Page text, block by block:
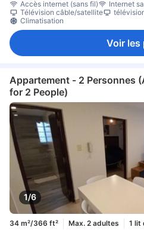
Accès internet (sans fil)
Internet
Télévision câble/satellite
Climatisation
Voir les
Appartement - 2 Personnes
for 2 People)
1/6
34 m²/366 ft² Max. 2 adultes
1 lit